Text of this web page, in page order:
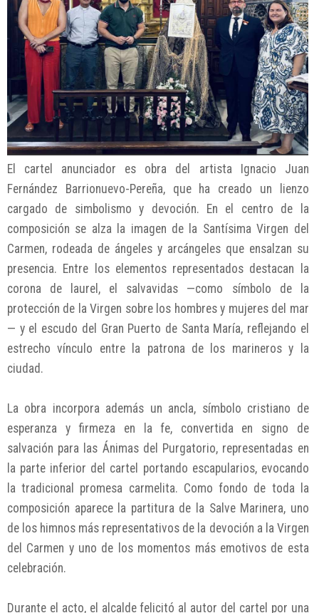
El cartel anunciador es obra del artista Ignacio Juan
Fernández Barrionuevo-Pereña, que ha creado un lienzo
cargado de simbolismo y devoción. En el centro de la
composición se alza la imagen de la Santísima Virgen del
Carmen, rodeada de ángeles y arcángeles que ensalzan su
presencia. Entre los elementos representados destacan la
corona de laurel, el salvavidas —como símbolo de la
protección de la Virgen sobre los hombres y mujeres del mar
— y el escudo del Gran Puerto de Santa María, reflejando el
estrecho vínculo entre la patrona de los marineros y la
ciudad.
La obra incorpora además un ancla, símbolo cristiano de
esperanza y firmeza en la fe, convertida en signo de
salvación para las Ánimas del Purgatorio, representadas en
la parte inferior del cartel portando escapularios, evocando
la tradicional promesa carmelita. Como fondo de toda la
composición aparece la partitura de la Salve Marinera, uno
de los himnos más representativos de la devoción a la Virgen
del Carmen y uno de los momentos más emotivos de esta
celebración.
Durante el acto, el alcalde felicitó al autor del cartel por una